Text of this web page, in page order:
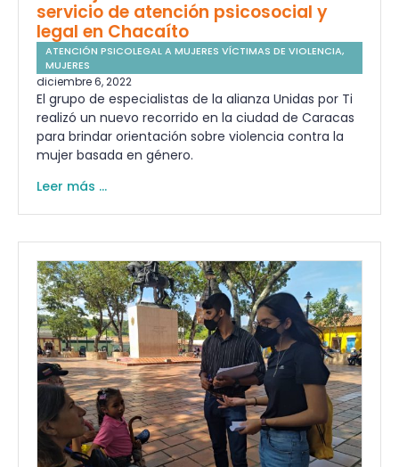
servicio de atención psicosocial y
legal en Chacaíto
ATENCIÓN PSICOLEGAL A MUJERES VÍCTIMAS DE VIOLENCIA,
MUJERES
diciembre 6, 2022
El grupo de especialistas de la alianza Unidas por Ti
realizó un nuevo recorrido en la ciudad de Caracas
para brindar orientación sobre violencia contra la
mujer basada en género.
Leer más ...